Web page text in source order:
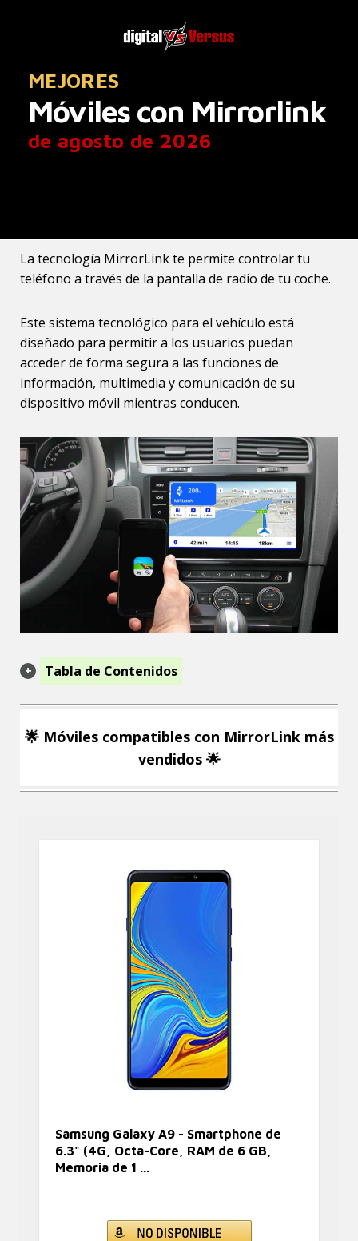
MEJORES
Móviles con Mirrorlink
de agosto de 2026
La tecnología MirrorLink te permite controlar tu
teléfono a través de la pantalla de radio de tu coche.
Este sistema tecnológico para el vehículo está
diseñado para permitir a los usuarios puedan
acceder de forma segura a las funciones de
información, multimedia y comunicación de su
dispositivo móvil mientras conducen.
Tabla de Contenidos
🌟 Móviles compatibles con MirrorLink más
vendidos 🌟
Samsung Galaxy A9 - Smartphone de
6.3" (4G, Octa-Core, RAM de 6 GB,
Memoria de 1 ...